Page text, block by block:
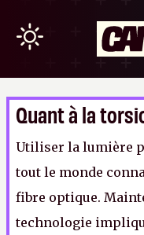
Quant à la
Utiliser la lumière
tout le monde
fibre optique.
technologie